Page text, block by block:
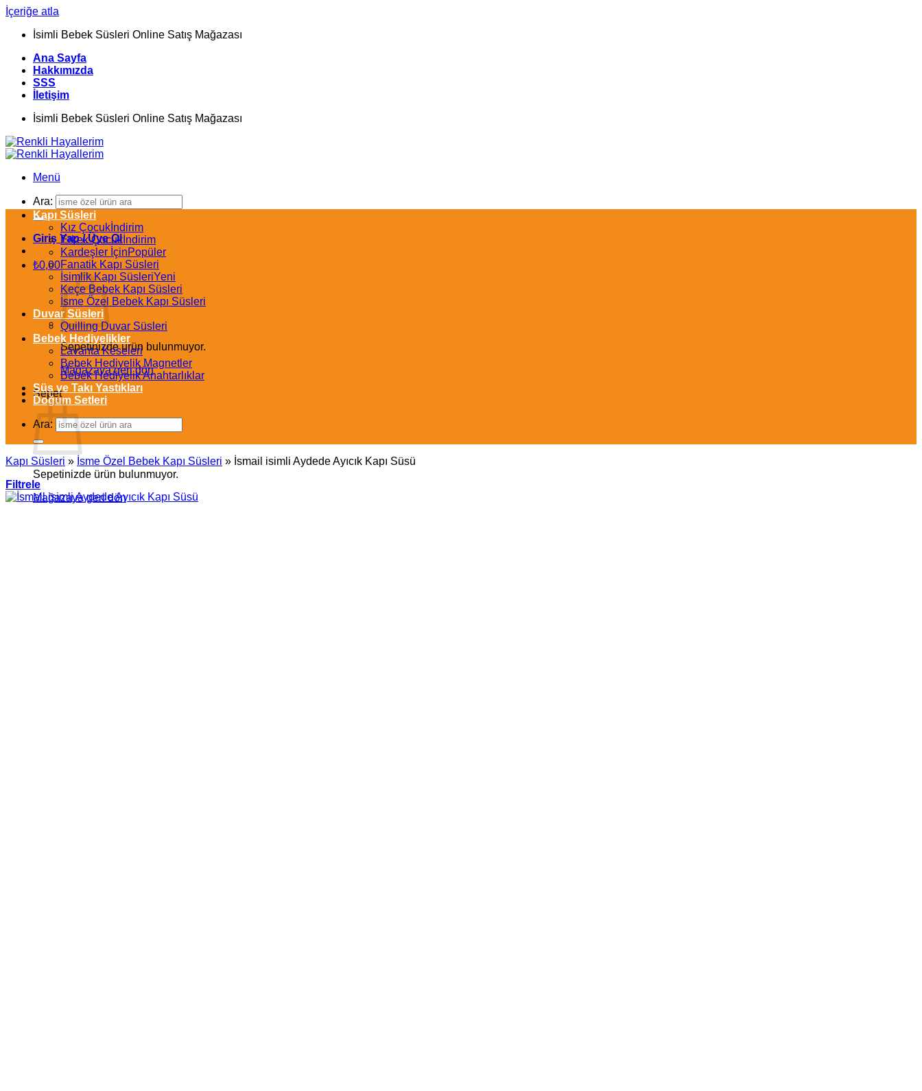
İçeriğe atla
İsimli Bebek Süsleri Online Satış Mağazası
Ana Sayfa
Hakkımızda
SSS
İletişim
İsimli Bebek Süsleri Online Satış Mağazası
Menü
Ara:
Giriş Yap / Üye Ol
₺0,00
Sepetinizde ürün bulunmuyor.
Mağazaya geri dön
Sepet
Sepetinizde ürün bulunmuyor.
Mağazaya geri dön
Kapı Süsleri
Kız Çocuk
Erkek Çocuk
Kardeşler İçin
Fanatik Kapı Süsleri
İsimlik Kapı Süsleri
Keçe Bebek Kapı Süsleri
İsme Özel Bebek Kapı Süsleri
Duvar Süsleri
Quilling Duvar Süsleri
Bebek Hediyelikler
Lavanta Keseleri
Bebek Hediyelik Magnetler
Bebek Hediyelik Anahtarlıklar
Süs ve Takı Yastıkları
Doğum Setleri
Ara:
Kapı Süsleri » İsme Özel Bebek Kapı Süsleri » İsmail isimli Aydede Ayıcık Kapı Süsü
Filtrele